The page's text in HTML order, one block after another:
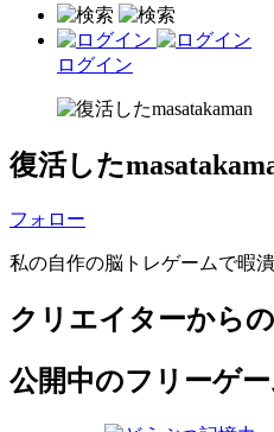
ログイン
復活した
フォロー
私の自作の脳トレゲームで暇
クリエイターから
公開中のフリーゲ